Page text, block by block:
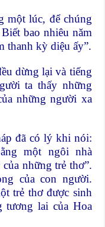
một lúc, để chúng
bao nhiêu năm
thanh kỳ diệu ấy”.
dừng lại và tiếng
ta thấy những
những người xa
đã có lý khi nói:
một ngôi nhà
những trẻ thơ”.
của con người.
trẻ thơ được sinh
tương lai của Hoa